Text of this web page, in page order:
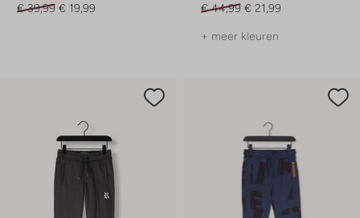
€ 39,99 € 19,99
€ 44,99 € 21,99
+ meer kleuren